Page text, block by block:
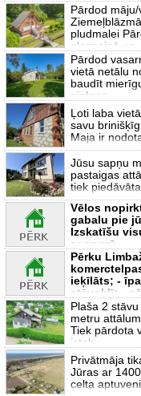
Pārdod
pludmalei
gleznainā un
Pārdod
vietā netālu
baudīt
piekras
Ļoti laba
savu
Maja ir
Jūsu sapņu
pastaigas
tiek
Vēlos
gabalu pie
Izskatīšu
ar apgrū
Pērku
ieķīlāts; -
stāvoklī; -
Plaša 2
metru
Tiek pārdota
istab
Privātmāja
Jūras ar
celta